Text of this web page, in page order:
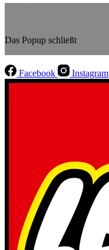
Das Popup schließt
Facebook Instagram